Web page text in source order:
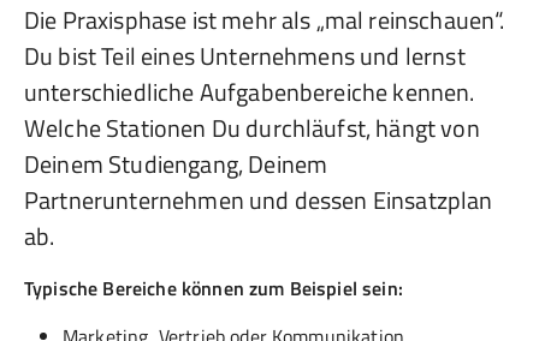
Die Praxisphase ist mehr als „mal reinschauen“.
Du bist Teil eines Unternehmens und lernst
unterschiedliche Aufgabenbereiche kennen.
Welche Stationen Du durchläufst, hängt von
Deinem Studiengang, Deinem
Partnerunternehmen und dessen Einsatzplan
ab.
Typische Bereiche können zum Beispiel sein: